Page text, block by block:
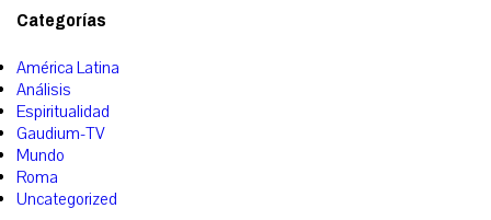
Categorías
América Latina
Análisis
Espiritualidad
Gaudium-TV
Mundo
Roma
Uncategorized